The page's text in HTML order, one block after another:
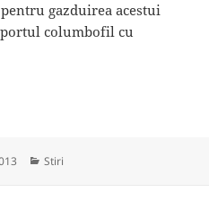
gazduirea acestui
columbofil cu
Categorii
Stiri